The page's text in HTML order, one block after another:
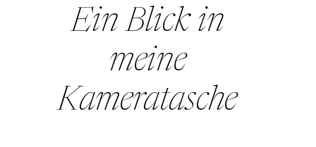
Ein Blick in
meine
Kameratasche